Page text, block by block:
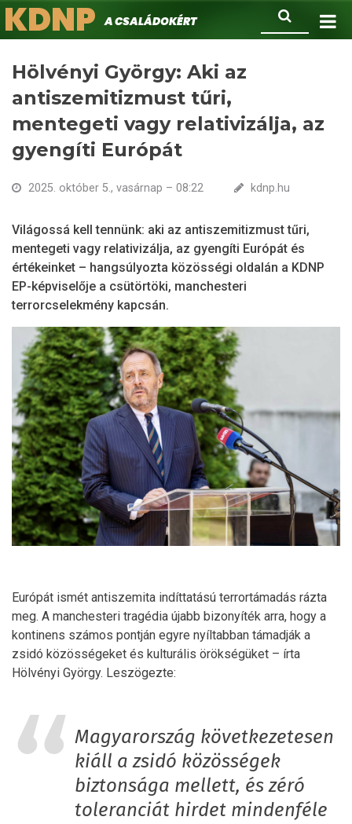
Ugrás
a
Keresés
KDNPA családokért.
Hölvényi György: Aki az
antiszemitizmust tűri,
mentegeti vagy relativizálja, az
gyengíti Európát
2025. október 5., vasárnap – 08:22 kdnp.hu
Világossá kell tennünk: aki az antiszemitizmust tűri,
mentegeti vagy relativizálja, az gyengíti Európát és
értékeinket – hangsúlyozta közösségi oldalán a KDNP
EP-képviselője a csütörtöki, manchesteri
terrorcselekmény kapcsán.
Európát ismét antiszemita indíttatású terrortámadás rázta
meg. A manchesteri tragédia újabb bizonyíték arra, hogy a
kontinens számos pontján egyre nyíltabban támadják a
zsidó közösségeket és kulturális örökségüket – írta
Hölvényi György. Leszögezte:
Magyarország következetesen
kiáll a zsidó közösségek
biztonsága mellett, és zéró
toleranciát hirdet mindenféle